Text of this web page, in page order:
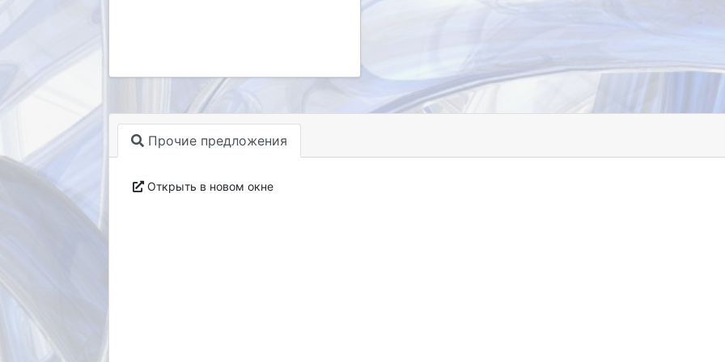
Прочие предложения
Открыть в новом окне